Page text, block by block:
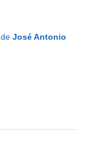
de José Antonio